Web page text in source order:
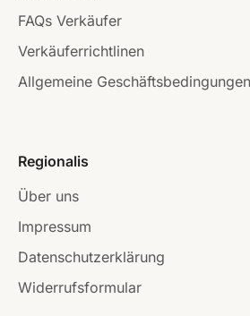
FAQs Verkäufer
Verkäuferrichtlinen
Allgemeine
Regionalis
Über uns
Impressum
Datenschutzerklärung
Widerrufsformular